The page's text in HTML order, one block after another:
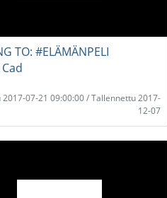
TO: #ELÄMÄNPELI
2017-07-21 09:00:00 / Tallennettu 2017-
12-07